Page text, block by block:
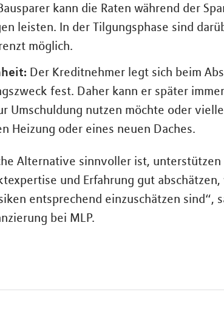
kann die Raten während der
leisten. In der Tilgungsphase sind
möglich.
Der Kreditnehmer legt sich beim
fest. Daher kann er später
Umschuldung nutzen möchte oder
Heizung oder eines neuen Daches.
Alternative sinnvoller ist,
und Erfahrung gut abschätzen,
entsprechend einzuschätzen sind“,
bei MLP.